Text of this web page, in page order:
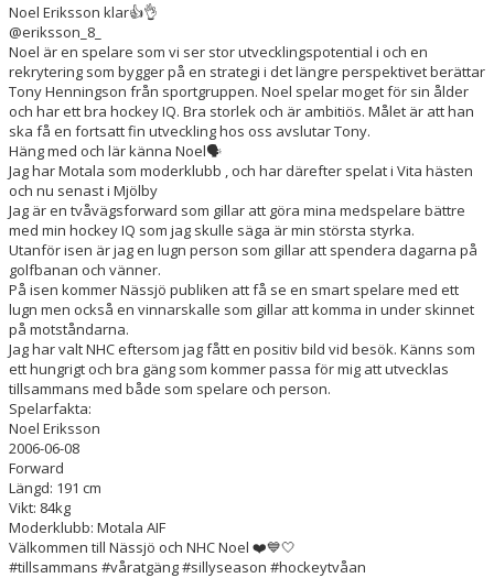
Noel Eriksson klar👍👌
@eriksson_8_
Noel är en spelare som vi ser stor utvecklingspotential i och en
rekrytering som bygger på en strategi i det längre perspektivet berättar
Tony Henningson från sportgruppen. Noel spelar moget för sin ålder
och har ett bra hockey IQ. Bra storlek och är ambitiös. Målet är att han
ska få en fortsatt fin utveckling hos oss avslutar Tony.
Häng med och lär känna Noel🗣️
Jag har Motala som moderklubb , och har därefter spelat i Vita hästen
och nu senast i Mjölby
Jag är en tvåvägsforward som gillar att göra mina medspelare bättre
med min hockey IQ som jag skulle säga är min största styrka.
Utanför isen är jag en lugn person som gillar att spendera dagarna på
golfbanan och vänner.
På isen kommer Nässjö publiken att få se en smart spelare med ett
lugn men också en vinnarskalle som gillar att komma in under skinnet
på motståndarna.
Jag har valt NHC eftersom jag fått en positiv bild vid besök. Känns som
ett hungrigt och bra gäng som kommer passa för mig att utvecklas
tillsammans med både som spelare och person.
Spelarfakta:
Noel Eriksson
2006-06-08
Forward
Längd: 191 cm
Vikt: 84kg
Moderklubb: Motala AIF
Välkommen till Nässjö och NHC Noel ❤️💙🤍
#tillsammans #våratgäng #sillyseason #hockeytvåan